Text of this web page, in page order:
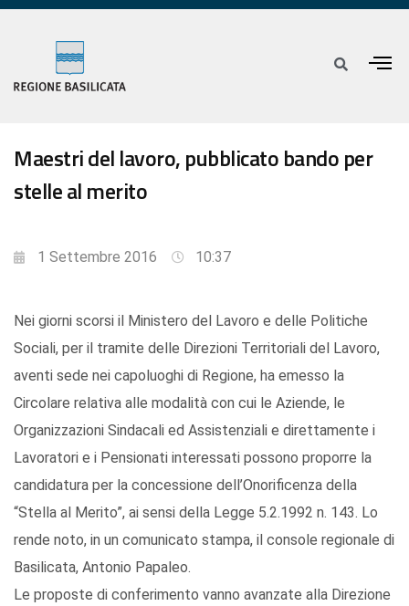
Maestri del lavoro, pubblicato bando per
stelle al merito
1 Settembre 2016 10:37
Nei giorni scorsi il Ministero del Lavoro e delle Politiche
Sociali, per il tramite delle Direzioni Territoriali del Lavoro,
aventi sede nei capoluoghi di Regione, ha emesso la
Circolare relativa alle modalità con cui le Aziende, le
Organizzazioni Sindacali ed Assistenziali e direttamente i
Lavoratori e i Pensionati interessati possono proporre la
candidatura per la concessione dell’Onorificenza della
“Stella al Merito”, ai sensi della Legge 5.2.1992 n. 143. Lo
rende noto, in un comunicato stampa, il console regionale di
Basilicata, Antonio Papaleo.
Le proposte di conferimento vanno avanzate alla Direzione